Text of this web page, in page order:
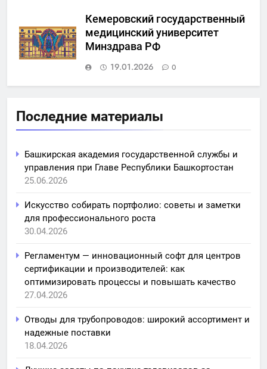
Кемеровский государственный
медицинский университет
Минздрава РФ
19.01.2026
0
Последние материалы
Башкирская академия государственной службы и
управления при Главе Республики Башкортостан
25.06.2026
Искусство собирать портфолио: советы и заметки
для профессионального роста
30.04.2026
Регламентум — инновационный софт для центров
сертификации и производителей: как
оптимизировать процессы и повышать качество
27.04.2026
Отводы для трубопроводов: широкий ассортимент и
надежные поставки
18.04.2026